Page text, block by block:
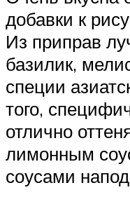
добавки к
Из приправ
базилик,
специи
того,
отлично
лимонным
соусами